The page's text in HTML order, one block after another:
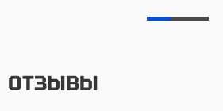
ОТЗЫВЫ